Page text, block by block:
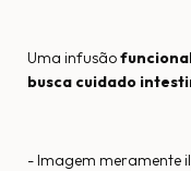
Uma infusão
busca cuidado
- Imagem meramente